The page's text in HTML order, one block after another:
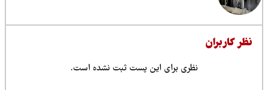
کاربران
نظری برای این پست ثبت نشده است.